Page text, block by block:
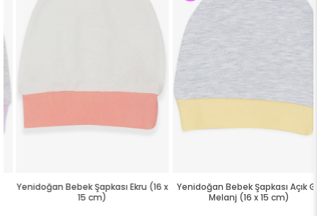
Yenidoğan Bebek Şapkası Ekru (16 x
15 cm)
Yenidoğan Bebek Şapkası Açık Gri
Melanj (16 x 15 cm)